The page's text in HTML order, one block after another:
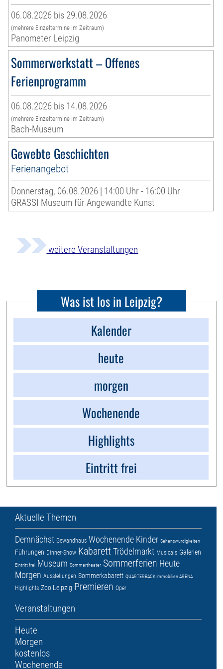
06.08.2026 bis 29.08.2026
(mehrere Einzeltermine im Zeitraum)
Panometer Leipzig
Sommerwerkstatt – Offenes
Ferienprogramm
06.08.2026 bis 14.08.2026
(mehrere Einzeltermine im Zeitraum)
Bach-Museum
Gewebte Geschichten
Ferienangebot
Donnerstag, 06.08.2026 | 14:00 Uhr - 16:00 Uhr
GRASSI Museum für Angewandte Kunst
weitere Veranstaltungen
Was ist los in Leipzig?
Kalender
heute
morgen
Wochenende
Highlights
Eintritt frei
Aktuelle Themen
Demnächst Gewandhaus Wochenende Kinder Sehenswürdigkeiten
Führungen Dinner-Show Kabarett Trödelmarkt Musicals Galerien
Eintritt frei Museum Sommertheater Sommerferien Heute
Morgen Ausstellungen Sommerkabarett QUARTERBACK Immobilien ARENA
Highlights Zoo Leipzig Premieren Oper
Veranstaltungen
Heute
Morgen
kostenlos
Wochenende